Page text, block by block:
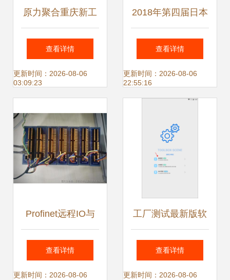
原力聚合重庆新工
厂投产 智能物流装
备迈向全球化的新
查看详情
更新时间：2026-08-06
03:09:23
2018年第四届日本
智能工厂考察之旅
圆满结束 从“制
体验
查看详情
更新时间：2026-08-06
22:55:16
Profinet远程IO与
GSD文件自动生成
的简单说明
查看详情
更新时间：2026-08-06
工厂测试最新版软
件测试服务质量保
证体系研究
查看详情
更新时间：2026-08-06